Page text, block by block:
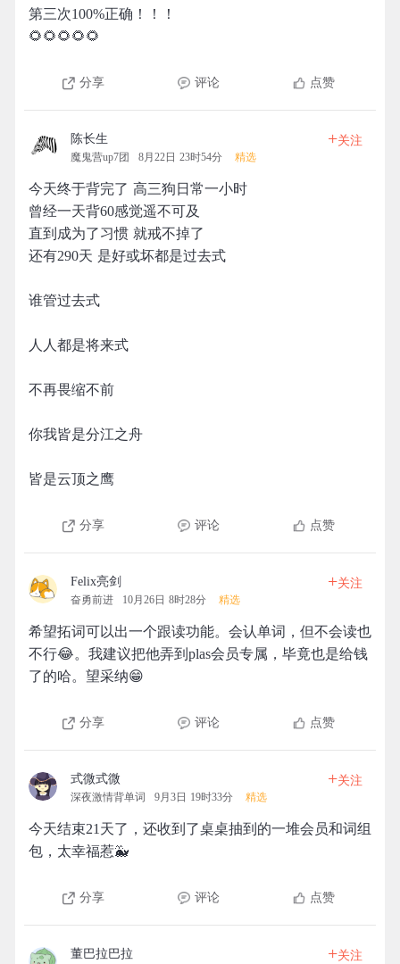
第三次100%正确！！！
🌻🌻🌻🌻🌻
分享 评论 点赞
陈长生
魔鬼营up7团 8月22日 23时54分 精选
+关注
今天终于背完了 高三狗日常一小时
曾经一天背60感觉遥不可及
直到成为了习惯 就戒不掉了
还有290天 是好或坏都是过去式
谁管过去式
人人都是将来式
不再畏缩不前
你我皆是分江之舟
皆是云顶之鹰
分享 评论 点赞
Felix亮剑
奋勇前进 10月26日 8时28分 精选
+关注
希望拓词可以出一个跟读功能。会认单词，但不会读也
不行😂。我建议把他弄到plas会员专属，毕竟也是给钱
了的哈。望采纳😁
分享 评论 点赞
式微式微
深夜激情背单词 9月3日 19时33分 精选
+关注
今天结束21天了，还收到了桌桌抽到的一堆会员和词组
包，太幸福惹🐳
分享 评论 点赞
董巴拉巴拉 +关注